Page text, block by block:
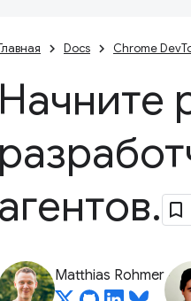
Docs Chrome
Начните
агентов.
Matthias Rohmer